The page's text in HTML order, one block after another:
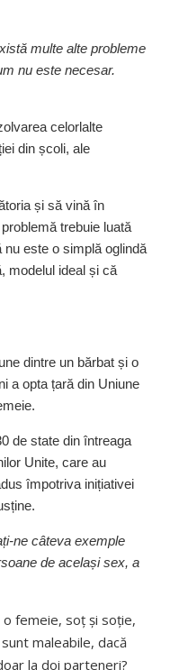
multe alte probleme
nu este necesar.
celorlalte
din școli, ale
și să vină în
trebuie luată
este o simplă oglindă
modelul ideal și că
dintre un bărbat și o
a opta țară din Uniune
de state din întreaga
Unite, care au
împotriva inițiativei
ne câteva exemple
de același sex, a
femeie, soț și soție,
maleabile, dacă
la doi parteneri?